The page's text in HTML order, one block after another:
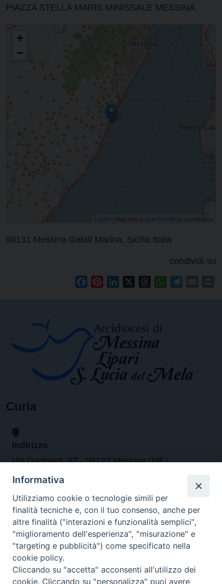
PIAZZA STELLA MARIS MINISSALE MESSINA
+
−
Leaflet | Map data © OpenStreetMap contributors
98131 Messina Galati Marina, Sicilia Italia
condividi su
FacebookPinterestLinkedIn ThreadsWhatsApp
Curia
Indirizzo
Via Garibaldi, 67 - 98122 Messina (ME)
Orari
da lunedi al venerdi dalle ore 9.30 alle 12.30
Contatti
Tel. 090.6684111 - Fax. 090.6684206
Informativa
Utilizziamo cookie o tecnologie simili per
finalità tecniche e, con il tuo consenso, anche per
altre finalità ("interazioni e funzionalità semplici",
"miglioramento dell'esperienza", "misurazione" e
"targeting e pubblicità") come specificato nella
cookie policy.
Cliccando su "accetta" acconsenti all'utilizzo dei
cookie. Cliccando su "personalizza" puoi avere